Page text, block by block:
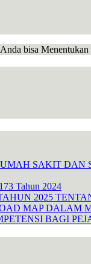
bisa
SAKIT DAN
Tahun 2024
2025
MAP DALAM
BAGI